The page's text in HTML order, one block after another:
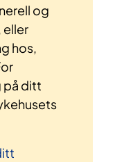
og
eller
hos,
på ditt